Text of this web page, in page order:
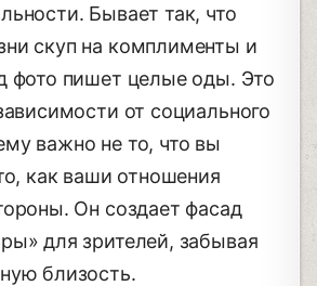
Бывает так, что
скуп на комплименты и
фото пишет целые оды. Это
от социального
важно не то, что вы
как ваши отношения
Он создает фасад
для зрителей, забывая
близость.